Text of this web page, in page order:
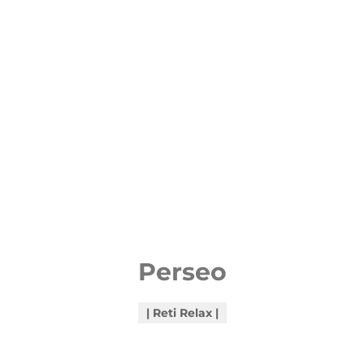
Perseo
Reti Relax